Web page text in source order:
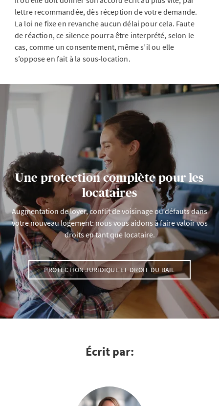
lettre recommandée, dès réception de votre demande.
La loi ne fixe en revanche aucun délai pour cela. Faute
de réaction, ce silence pourra être interprété, selon le
cas, comme un consentement, même s’il ou elle
s’oppose en fait à la sous-location.
Une protection complète pour les
locataires
Augmentation de loyer, conflit de voisinage ou défauts dans
votre nouveau logement: nous vous aidons à faire valoir vos
droits en tant que locataire.
PROTECTION JURIDIQUE ET DROIT DU BAIL
Écrit par: